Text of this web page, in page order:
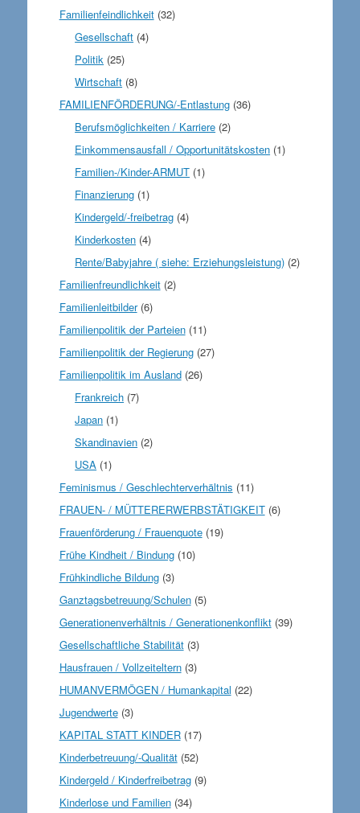
Familienfeindlichkeit(32)
Gesellschaft (4)
Politik (25)
Wirtschaft (8)
FAMILIENFÖRDERUNG/-Entlastung(36)
Berufsmöglichkeiten / Karriere (2)
Einkommensausfall / Opportunitätskosten (1)
Familien-/Kinder-ARMUT (1)
Finanzierung (1)
Kindergeld/-freibetrag (4)
Kinderkosten (4)
Rente/Babyjahre ( siehe: Erziehungsleistung) (2)
Familienfreundlichkeit(2)
Familienleitbilder(6)
Familienpolitik der Parteien(11)
Familienpolitik der Regierung(27)
Familienpolitik im Ausland(26)
Frankreich (7)
Japan (1)
Skandinavien (2)
USA (1)
Feminismus / Geschlechterverhältnis (11)
FRAUEN- / MÜTTERERWERBSTÄTIGKEIT(6)
Frauenförderung / Frauenquote(19)
Frühe Kindheit / Bindung(10)
Frühkindliche Bildung(3)
Ganztagsbetreuung/Schulen(5)
Generationenverhältnis / Generationenkonflikt(39)
Gesellschaftliche Stabilität(3)
Hausfrauen / Vollzeiteltern(3)
HUMANVERMÖGEN / Humankapital (22)
Jugendwerte(3)
KAPITAL STATT KINDER(17)
Kinderbetreuung/-Qualität(52)
Kindergeld / Kinderfreibetrag(9)
Kinderlose und Familien(34)